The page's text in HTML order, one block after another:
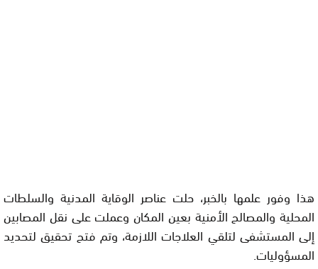
هذا وفور علمها بالخبر، حلت عناصر الوقاية المدنية والسلطات
المحلية والمصالح الأمنية بعين المكان وعملت على نقل المصابين
إلى المستشفى لتلقي العلاجات اللازمة، وتم فتح تحقيق لتحديد
المسؤوليات.